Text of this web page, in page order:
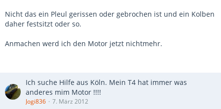
Nicht das ein Pleul gerissen oder gebrochen ist und ein Kolben
daher festsitzt oder so.
Anmachen werd ich den Motor jetzt nichtmehr.
Ich suche Hilfe aus Köln. Mein T4 hat immer was
anderes mim Motor !!!!
Jogi836 7. März 2012